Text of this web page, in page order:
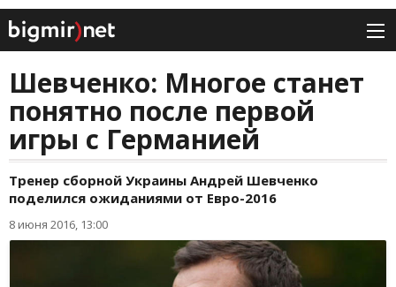
Шевченко: Многое станет
понятно после первой
игры с Германией
Тренер сборной Украины Андрей Шевченко
поделился ожиданиями от Евро-2016
8 июня 2016, 13:00